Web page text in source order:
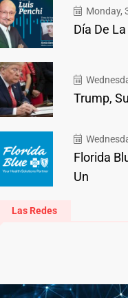
Monday,
Día De
Trump,
Florida
Un
Las Redes